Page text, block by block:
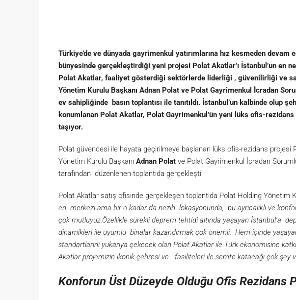
Türkiye’de ve dünyada gayrimenkul yatırımlarına hız kesmeden
bünyesinde gerçekleştirdiği yeni projesi Polat Akatlar’ı İstanbul’un en
Polat Akatlar, faaliyet gösterdiği sektörlerde liderliği , güvenilirliği ve
Yönetim Kurulu Başkanı Adnan Polat ve Polat Gayrimenkul İcradan
ev sahipliğinde basın toplantısı ile tanıtıldı. İstanbul’un kalbinde olup
konumlanan Polat Akatlar, Polat Gayrimenkul’ün yeni lüks ofis-
taşıyor.
Polat güvencesi ile hayata geçirilmeye başlanan lüks ofis-rezidans projesi
Yönetim Kurulu Başkanı Adnan Polat ve Polat Gayrimenkul İcradan
tarafından düzenlenen toplantıda gerçekleşti.
Polat Akatlar satış ofisinde gerçekleşen toplantıda Polat Holding Yönetim
en merkezi ama bir o kadar da nezih lokasyonunda, bu ayrıcalıklı ve
çok mutluyuz.Özellikle sürekli deprem tehtidi altında yaşayan İstanbul’a
dinamikleri ile uyumlu binalar kazandırmak çok önemli. Hem içinde
standartlarını yukarıya çekecek olan Polat Akatlar ile Türk ekonomisine
Akatlar projemizin ikonik çehresi ve fasiliteleri ile semte katacağı çok şey
Konforun Üst Düzeyde Olduğu Ofis Rezidans